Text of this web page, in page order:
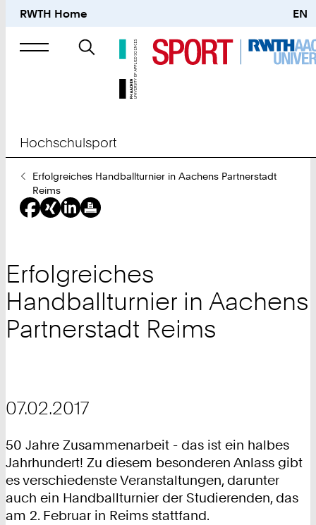
RWTH Home EN
Suche
nach
Hochschulsport
Sie
sind
hier:
Erfolgreiches Handballturnier in Aachens Partnerstadt
Reims
Erfolgreiches
Handballturnier in Aachens
Partnerstadt Reims
07.02.2017
50 Jahre Zusammenarbeit - das ist ein halbes
Jahrhundert! Zu diesem besonderen Anlass gibt
es verschiedenste Veranstaltungen, darunter
auch ein Handballturnier der Studierenden, das
am 2. Februar in Reims stattfand.